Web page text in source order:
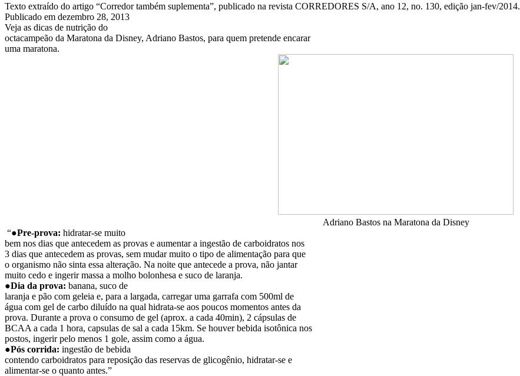
Texto extraído do artigo “Corredor também suplementa”, publicado na revista CORREDORES S/A, ano 12, no. 130, edição jan-fev/2014.
Publicado em dezembro 28, 2013
Veja as dicas de nutrição do
octacampeão da Maratona da Disney, Adriano Bastos, para quem pretende encarar
uma maratona.
Adriano Bastos na Maratona da Disney
“●Pre-prova: hidratar-se muito
bem nos dias que antecedem as provas e aumentar a ingestão de carboidratos nos
3 dias que antecedem as provas, sem mudar muito o tipo de alimentação para que
o organismo não sinta essa alteração. Na noite que antecede a prova, não jantar
muito cedo e ingerir massa a molho bolonhesa e suco de laranja.
●Dia da prova: banana, suco de
laranja e pão com geleia e, para a largada, carregar uma garrafa com 500ml de
água com gel de carbo diluído na qual hidrata-se aos poucos momentos antes da
prova. Durante a prova o consumo de gel (aprox. a cada 40min), 2 cápsulas de
BCAA a cada 1 hora, capsulas de sal a cada 15km. Se houver bebida isotônica nos
postos, ingerir pelo menos 1 gole, assim como a água.
●Pós corrida: ingestão de bebida
contendo carboidratos para reposição das reservas de glicogênio, hidratar-se e
alimentar-se o quanto antes.”